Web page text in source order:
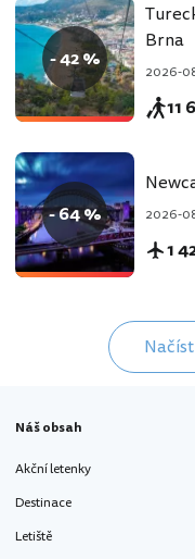
- 42 %
Brna
2026-
11
- 64 % 2026-
1
Náš obsah
Akční letenky
Destinace
Letiště